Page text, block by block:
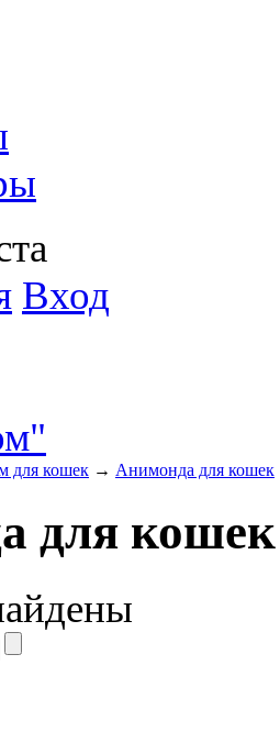
Вход
для кошек → Анимонда для кошек
для кошек